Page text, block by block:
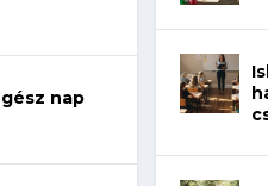
nap